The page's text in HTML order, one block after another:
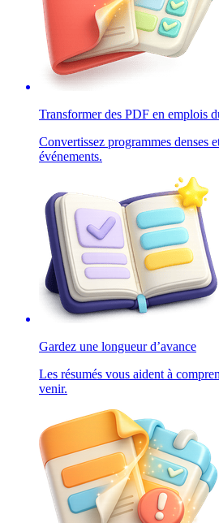
Transformer des PDF en emplois
Convertissez programmes denses
événements.
Gardez une longueur d’avance
Les résumés vous aident à
venir.